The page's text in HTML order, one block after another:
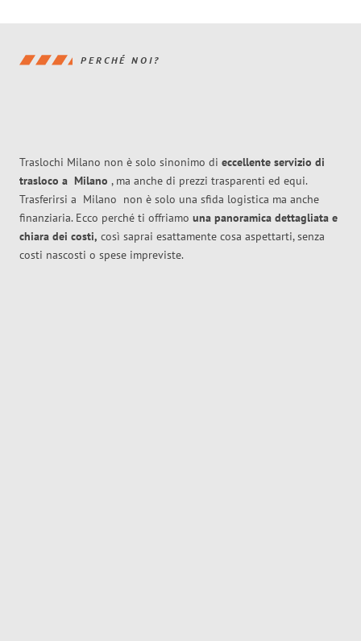
PERCHÉ NOI?
Traslochi Milano non è solo sinonimo di eccellente servizio di
trasloco a Milano , ma anche di prezzi trasparenti ed equi.
Trasferirsi a Milano non è solo una sfida logistica ma anche
finanziaria. Ecco perché ti offriamo una panoramica dettagliata e
chiara dei costi, così saprai esattamente cosa aspettarti, senza
costi nascosti o spese impreviste.